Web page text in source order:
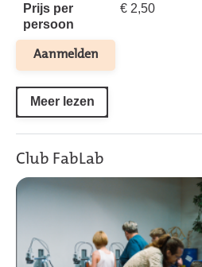
Prijs per
persoon
€ 2,50
Aanmelden
Meer lezen
Club FabLab